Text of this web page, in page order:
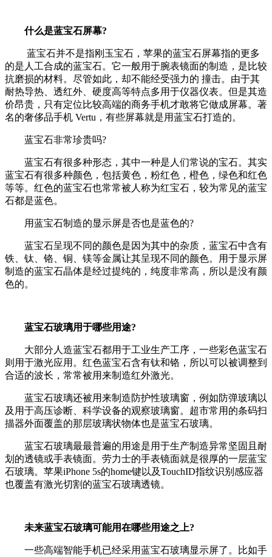
什么是蓝宝石屏幕?
蓝宝石并不是指刚玉宝石，苹果的蓝宝石屏幕指的更多
的是人工合成的蓝宝石。它一般用于腕表镜面的制造，是比较
抗磨损的材料。尽管如此，却不能经受强力的 撞击。由于其
耐热导热、透红外、硬度高等特点多用于仪器仪表。但是其造
价昂贵，只有定位比较高端的商务手机才敢将它做成屏幕。著
名的奢侈品手机 Vertu，有些屏幕就是用蓝宝石打造的。
蓝宝石非常珍贵吗?
蓝宝石有很多种形态，其中一种是人们常说的宝石。其实
蓝宝石有很多种颜色，包括黄色，粉红色，橙色，绿色和红色
等等。红色的蓝宝石也常常被人称为红宝石，较为常见的蓝宝
石都是蓝色。
用蓝宝石制造的显示屏是否也是蓝色的?
蓝宝石呈现不同的颜色是因为其中的杂质，蓝宝石中含有
铁、钛、铬、铜、镁等金属让其呈现不同的颜色。用于显示屏
制造的蓝宝石晶体是经过提纯的，纯度非常高，所以是没有颜
色的。
蓝宝石玻璃用于哪些用途?
大部分人造蓝宝石都用于工业生产工序，一些彩色蓝宝石
则用于激光应用。红色蓝宝石含有钛和铬，所以可以被调整到
合适的波长，常常被用来制造红外激光。
蓝宝石玻璃还被用来制造防护性玻璃窗，例如防弹玻璃以
及用于高压诊断、科学设备的观察玻璃窗。超市常用的条码扫
描器外面覆盖的那层玻璃状物体也是蓝宝石玻璃。
蓝宝石玻璃最最普遍的用途是用于生产制造异常坚固且耐
划的透镜或手表镜面。劳力士的手表镜面就是很厚的一层蓝宝
石玻璃。苹果iPhone 5s的home键以及TouchID指纹识别感应器
也覆盖有激光切割的蓝宝石玻璃透镜。
未来蓝宝石玻璃可能用在哪些用途之上?
一些高端智能手机已经采用蓝宝石玻璃显示屏了。比如手